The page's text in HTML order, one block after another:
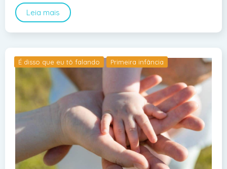
Leia mais
É disso que eu tô falando Primeira infância